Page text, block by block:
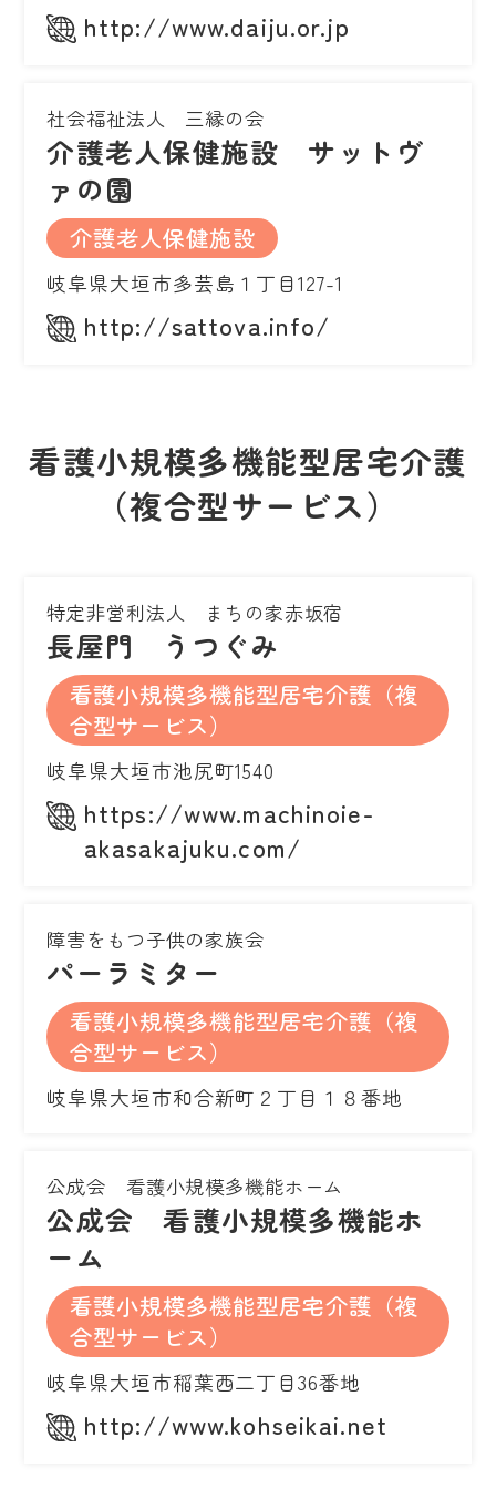
http://www.daiju.or.jp
社会福祉法人 三縁の会
介護老人保健施設 サットヴ
ァの園
介護老人保健施設
岐阜県大垣市多芸島１丁目127-1
http://sattova.info/
看護小規模多機能型居宅介護
（複合型サービス）
特定非営利法人 まちの家赤坂宿
長屋門 うつぐみ
看護小規模多機能型居宅介護（複
合型サービス）
岐阜県大垣市池尻町1540
https://www.machinoie-
akasakajuku.com/
障害をもつ子供の家族会
パーラミター
看護小規模多機能型居宅介護（複
合型サービス）
岐阜県大垣市和合新町２丁目１８番地
公成会 看護小規模多機能ホーム
公成会 看護小規模多機能ホ
ーム
看護小規模多機能型居宅介護（複
合型サービス）
岐阜県大垣市稲葉西二丁目36番地
http://www.kohseikai.net